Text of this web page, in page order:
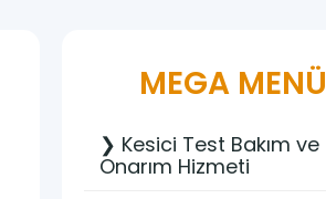
MEGA MENÜ
❯ Kesici Test Bakım ve
Onarım Hizmeti